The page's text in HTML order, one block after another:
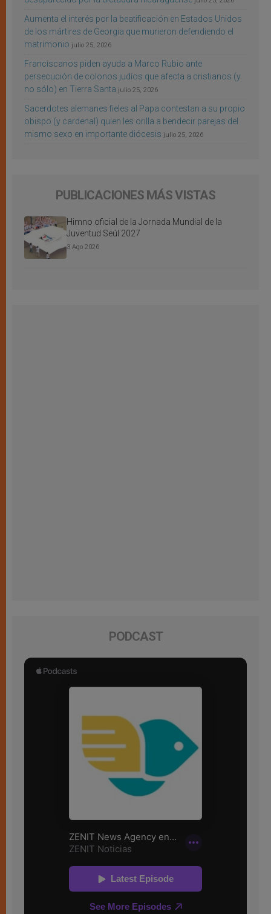
Aumenta el interés por la beatificación en Estados Unidos
de los mártires de Georgia que murieron defendiendo el
matrimonio julio 25, 2026
Franciscanos piden ayuda a Marco Rubio ante
persecución de colonos judíos que afecta a cristianos (y
no sólo) en Tierra Santa julio 25, 2026
Sacerdotes alemanes fieles al Papa contestan a su propio
obispo (y cardenal) quien les orilla a bendecir parejas del
mismo sexo en importante diócesis julio 25, 2026
PUBLICACIONES MÁS VISTAS
Himno oficial de la Jornada Mundial de la
Juventud Seúl 2027
3 Ago 2026
PODCAST